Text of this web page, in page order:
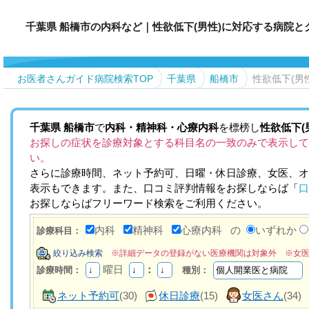
千葉県 船橋市の内科など｜性欲低下(男性)に対応する病院と
お医者さんガイド病院検索TOP 千葉県 船橋市 性欲低下(男
千葉県 船橋市で内科・精神科・心療内科を標榜し性欲低下(
お探しの症状を診療対象とする科目名の一致のみで表示し
い。
さらに診療時間、ネット予約可、日曜・休日診療、女医、
表示もできます。また、口コミ評判情報をお探しならば「
お探しならばフリーワード検索をご利用ください。
診療科目： 内科 精神科 心療内科 の いずれか
絞り込み検索 ※詳細データの登録がない医療機関は対象外 ※女
診療時間： 曜日 ： 種別：
ネット予約可(30) 休日診療(15) 女医さん(34)